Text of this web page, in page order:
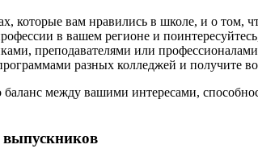
которые вам нравились в школе, и о том,
в вашем регионе и
преподавателями или
разных колледжей и получите
между вашими интересами,
выпускников